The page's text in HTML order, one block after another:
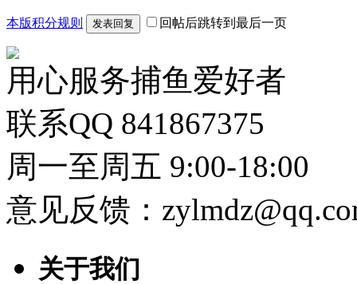
本版积分规则 发表回复 回帖后跳转到最后一页
用心服务捕鱼爱好者
联系QQ 841867375
周一至周五 9:00-18:00
意见反馈：
关于我们